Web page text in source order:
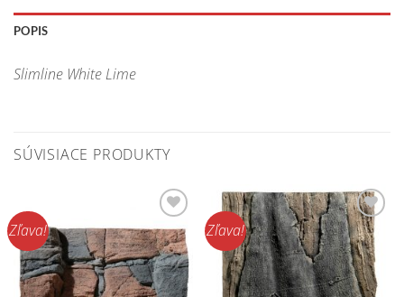
POPIS
Slimline White Lime
SÚVISIACE PRODUKTY
Zľava!
Pridať do
zoznamu
obľúbených!
Zľava!
Pridať do
zoznamu
obľúbených!